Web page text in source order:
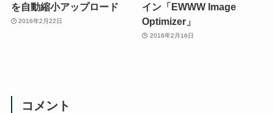
を自動縮小アップロード
2016年2月22日
イン「EWWW Image
Optimizer」
2016年2月16日
コメント